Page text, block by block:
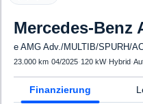
Mercedes-Benz
e AMG Adv./MULTIB/SPURH/
23.000 km·04/2025· 120 kW· Hybrid·
Finanzierung